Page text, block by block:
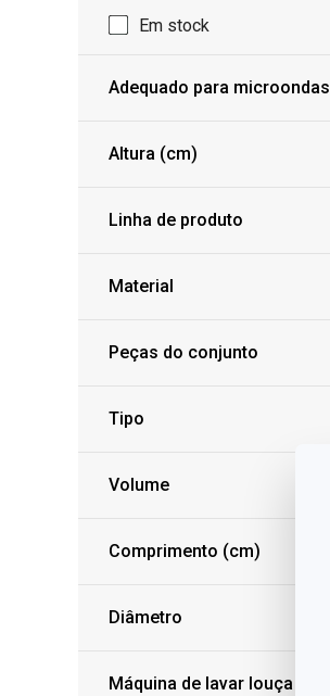
Em stock
Adequado para microondas
Altura (cm)
Linha de produto
Material
Peças do conjunto
Tipo
Volume
Comprimento (cm)
Diâmetro
Máquina de lavar louça